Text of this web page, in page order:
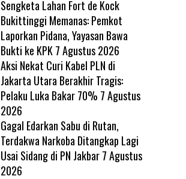
Sengketa Lahan Fort de Kock
Bukittinggi Memanas: Pemkot
Laporkan Pidana, Yayasan Bawa
Bukti ke KPK 7 Agustus 2026
Aksi Nekat Curi Kabel PLN di
Jakarta Utara Berakhir Tragis:
Pelaku Luka Bakar 70% 7 Agustus
2026
Gagal Edarkan Sabu di Rutan,
Terdakwa Narkoba Ditangkap Lagi
Usai Sidang di PN Jakbar 7 Agustus
2026